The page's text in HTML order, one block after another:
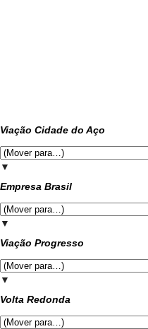
Viação Cidade do Aço
▼
Empresa Brasil
▼
Viação Progresso
▼
Volta Redonda